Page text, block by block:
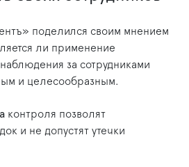
поделился своим мнением
ли применение
наблюдения за сотрудниками
и целесообразным.
контроля позволят
и не допустят утечки